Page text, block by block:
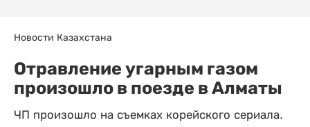
Новости Казахстана
Отравление угарным газом
произошло в поезде в Алматы
ЧП произошло на съемках корейского сериала.